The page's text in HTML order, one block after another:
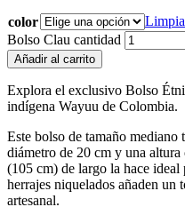
color
Bolso Clau cantidad
Añadir al carrito
Explora el exclusivo Bolso
indígena Wayuu de Colombia.
Este bolso de tamaño mediano
diámetro de 20 cm y una
(105 cm) de largo la hace
herrajes niquelados añaden un
artesanal.